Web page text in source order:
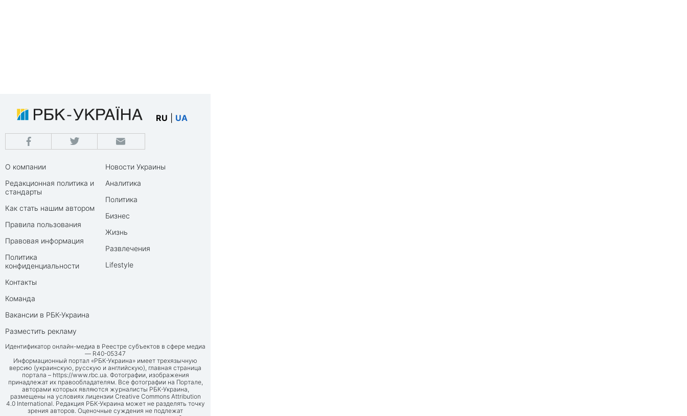
RU UA
О компании
Редакционная политика и
стандарты
Как стать нашим автором
Правила пользования
Правовая информация
Политика
конфиденциальности
Контакты
Команда
Вакансии в РБК-Украина
Разместить рекламу
Новости Украины
Аналитика
Политика
Бизнес
Жизнь
Развлечения
Lifestyle
Идентификатор онлайн-медиа в Реестре субъектов в сфере медиа
— R40-05347
Информационный портал «РБК-Украина» имеет трехязычную
версию (украинскую, русскую и английскую), главная страница
портала – https://www.rbc.ua. Фотографии, изображения
принадлежат их правообладателям. Все фотографии на Портале,
авторами которых являются журналисты РБК-Украина,
размещены на условиях лицензии Creative Commons Attribution
4.0 International. Редакция РБК-Украина может не разделять точку
зрения авторов. Оценочные суждения не подлежат